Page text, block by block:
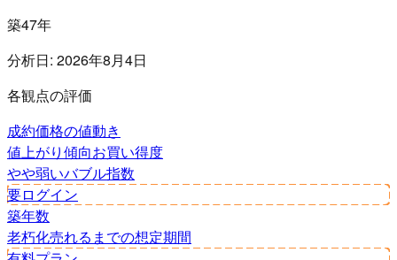
築47年
分析日: 2026年8月4日
各観点の評価
成約価格の値動き
値上がり傾向お買い得度
やや弱いバブル指数
要ログイン
築年数
老朽化売れるまでの想定期間